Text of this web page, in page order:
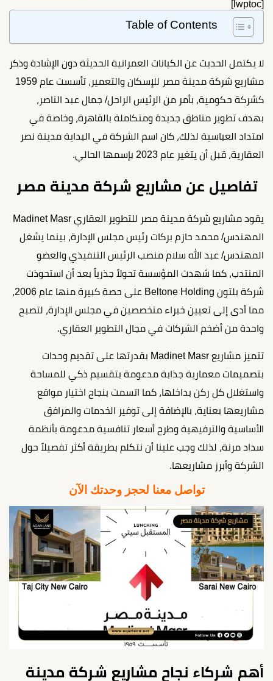
[lwptoc]
Table of Contents
لا يكتمل الحديث عن الكيانات العمرانية الحديثة دون الإشادة وذكر
مشاريع شركة مدينة مصر للإسكان والتعمير، تأسست عام 1959
كشركة حكومية، بأمر من الرئيس الراحل/ جمال عبد الناصر،
بهدف تطوير مناطق جديدة ومتكاملة بالقاهرة، وخاصة في
امتداد العباسية لذلك، كان اسم الشركة في البداية مدينة نصر
العقارية، قبل أن يتغير عام 2023 بإسمها الحالي.
تفاصيل عن مشاريع شركة مدينة مصر
يقود مشاريع شركة مدينة مصر للتطوير العقاري Madinet Masr
المهندس/ محمد حازم بركات رئيس مجلس الإدارة، بينما يشغل
المهندس/ عبد الله سلام منصب الرئيس التنفيذي والعضو
المنتدب، كما شهدت المؤسسة تحولاً جذرياً بعد أن استحوذت
شركة بلتون Beltone Holding على حصة كبيرة منها عام 2006،
مما أدى إلى تعيين خبراء متخصصين في مجلس الإدارة، لتصبح
واحدة من أضخم الشركات في مجال التطوير العقاري.
تتميز مشاريع Madinet Masr بقدرتها على تقديم وحدات
بتصميمات معمارية جذابة مدعومة بتقسيم ذكي للمساحة
واستغلال كل ركن بداخلها، كما اتسمت بنجاح اختيار مواقع
مشاريعها بعناية، بالإضافة إلى توفير الخدمات والمرافق
الأساسية والترفيهية وطرح أسعار تنافسية مدعومة بأنظمة
سداد مرنة، لذلك وجب علينا أن نتكلم بطريقة أكثر تفصيلاً حول
الشركة وأبرز مشاريعها.
تواصل معنا لحجز وحدتك الآن
أهم شركاء نجاح مشاريع شركة مدينة